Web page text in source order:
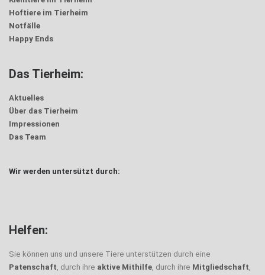
Hoftiere im Tierheim
Notfälle
Happy Ends
Das Tierheim:
Aktuelles
Über das Tierheim
Impressionen
Das Team
Wir werden untersützt durch:
Helfen:
Sie können uns und unsere Tiere unterstützen durch eine
Patenschaft, durch ihre aktive Mithilfe, durch ihre Mitgliedschaft,